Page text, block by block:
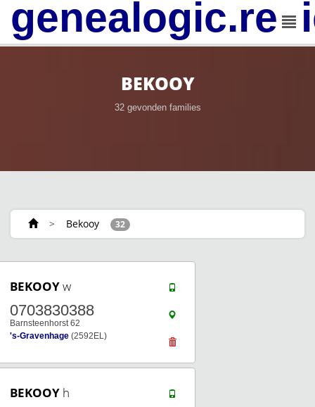
BEKOOY
32 gevonden families
> Bekooy 32
BEKOOYw
0703830388
Barnsteenhorst 62
's-Gravenhage (2592EL)
BEKOOY h